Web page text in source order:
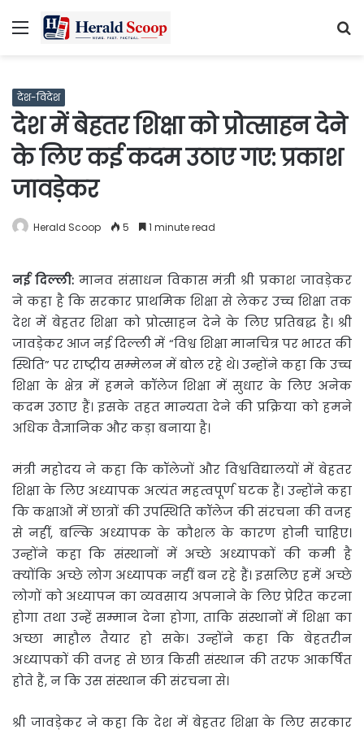
Menu
देश-विदेश
देश में बेहतर शिक्षा को प्रोत्साहन देने
के लिए कई कदम उठाए गए: प्रकाश
जावड़ेकर
Herald Scoop 5 1 minute read
नई दिल्ली: मानव संसाधन विकास मंत्री श्री प्रकाश जावड़ेकर
ने कहा है कि सरकार प्राथमिक शिक्षा से लेकर उच्च शिक्षा तक
देश में बेहतर शिक्षा को प्रोत्साहन देने के लिए प्रतिबद्ध है। श्री
जावड़ेकर आज नई दिल्ली में “विश्व शिक्षा मानचित्र पर भारत की
स्थिति” पर राष्ट्रीय सम्मेलन में बोल रहे थे। उन्होंने कहा कि उच्च
शिक्षा के क्षेत्र में हमने कॉलेज शिक्षा में सुधार के लिए अनेक
कदम उठाए हैं। इसके तहत मान्यता देने की प्रक्रिया को हमने
अधिक वैज्ञानिक और कड़ा बनाया है।
मंत्री महोदय ने कहा कि कॉलेजों और विश्वविद्यालयों में बेहतर
शिक्षा के लिए अध्यापक अत्यंत महत्वपूर्ण घटक हैं। उन्होंने कहा
कि कक्षाओं में छात्रों की उपस्थिति कॉलेज की संरचना की वजह
से नहीं, बल्कि अध्यापक के कौशल के कारण होनी चाहिए।
उन्होंने कहा कि संस्थानों में अच्छे अध्यापकों की कमी है
क्योंकि अच्छे लोग अध्यापक नहीं बन रहे हैं। इसलिए हमें अच्छे
लोगों को अध्यापन का व्यवसाय अपनाने के लिए प्रेरित करना
होगा तथा उन्हें सम्मान देना होगा, ताकि संस्थानों में शिक्षा का
अच्छा माहौल तैयार हो सके। उन्होंने कहा कि बेहतरीन
अध्यापकों की वजह से छात्र किसी संस्थान की तरफ आकर्षित
होते हैं, न कि उस संस्थान की संरचना से।
श्री जावड़ेकर ने कहा कि देश में बेहतर शिक्षा के लिए सरकार